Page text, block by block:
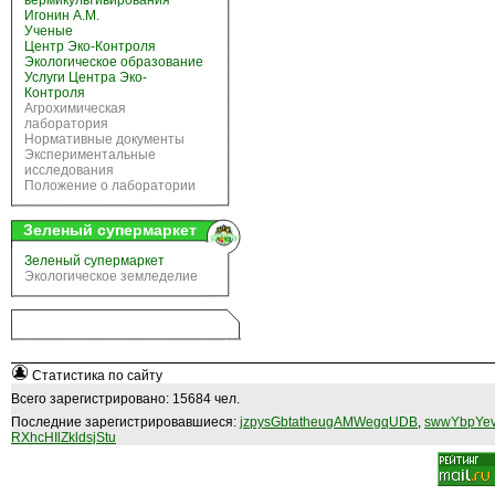
Игонин А.М.
Ученые
Центр Эко-Контроля
Экологическое образование
Услуги Центра Эко-
Контроля
Агрохимическая
лаборатория
Нормативные документы
Экспериментальные
исследования
Положение о лаборатории
Зеленый супермаркет
Зеленый супермаркет
Экологическое земледелие
Статистика по сайту
Всего зарегистрировано: 15684 чел.
Последние зарегистрировавшиеся: jzpysGbtatheugAMWegqUDB,
RXhcHIlZkldsjStu